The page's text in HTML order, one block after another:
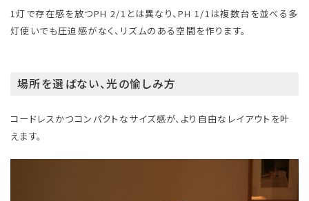
1灯で存在感を放つPH 2/1とは異なり、PH 1/1は複数台を並べる多
灯使いでも圧迫感がなく、リズムのある空間を作ります。
場所を選ばない、光の愉しみ方
コードレスかつコンパクトなサイズ感が、より自由なレイアウトを叶
えます。